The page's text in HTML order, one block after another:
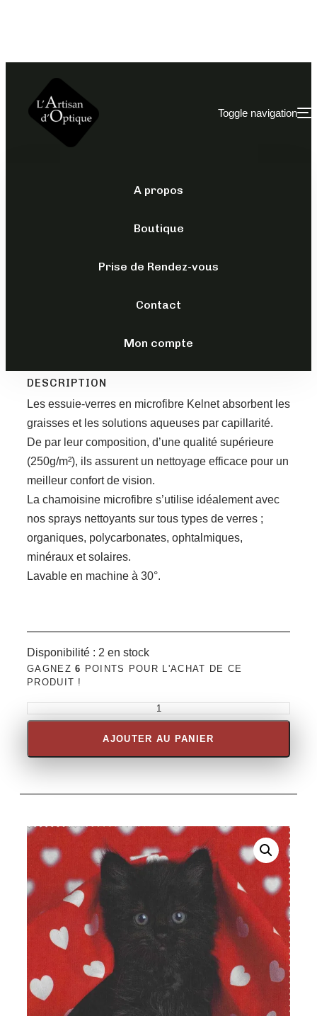
Toggle navigation
A propos
Boutique
Prise de Rendez-vous
Contact
Mon compte
QUALITÉ
SUPÉRIEURE
6,00
DESCRIPTION
Les essuie-verres en microfibre Kelnet absorbent les
graisses et les solutions aqueuses par capillarité.
De par leur composition, d’une qualité supérieure
(250g/m²), ils assurent un nettoyage efficace pour un
meilleur confort de vision.
La chamoisine microfibre s’utilise idéalement avec
nos sprays nettoyants sur tous types de verres ;
organiques, polycarbonates, ophtalmiques,
minéraux et solaires.
Lavable en machine à 30°.
Disponibilité : 2 en stock
GAGNEZ6 POINTS POUR L'ACHAT DE CE
PRODUIT !
AJOUTER AU PANIER